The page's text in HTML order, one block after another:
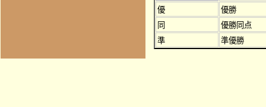
優
優勝
同
優勝同点
準
準優勝